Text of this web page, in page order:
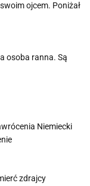
ojcem. Poniżał
osoba ranna. Są
Niemiecki
zdrajcy